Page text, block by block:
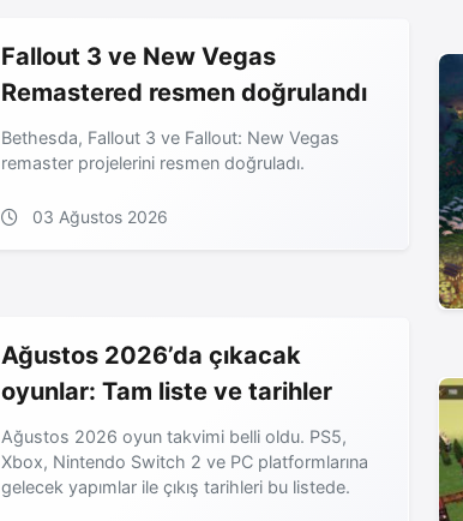
Fallout 3 ve New Vegas
Remastered resmen doğrulandı
Bethesda, Fallout 3 ve Fallout: New Vegas
remaster projelerini resmen doğruladı.
03 Ağustos 2026
Ağustos 2026’da çıkacak
oyunlar: Tam liste ve tarihler
Ağustos 2026 oyun takvimi belli oldu. PS5,
Xbox, Nintendo Switch 2 ve PC platformlarına
gelecek yapımlar ile çıkış tarihleri bu listede.